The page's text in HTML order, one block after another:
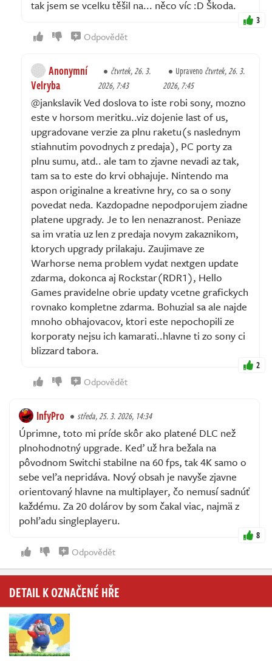
tak jsem se vcelku těšil na... něco víc :D Škoda.
3
Odpovědět
Anonymní
Velryba
čtvrtek, 26. 3.
2026, 7:43
Upravenočtvrtek, 26. 3.
2026, 7:45
@jankslavik Ved doslova to iste robi sony, mozno
este v horsom meritku..viz dojenie last of us,
upgradovane verzie za plnu raketu(s naslednym
stiahnutim povodnych z predaja), PC porty za
plnu sumu, atd.. ale tam to zjavne nevadi az tak,
tam sa to este do krvi obhajuje. Nintendo ma
aspon originalne a kreativne hry, co sa o sony
povedat neda. Kazdopadne nepodporujem ziadne
platene upgrady. Je to len nenazranost. Peniaze
sa im vratia uz len z predaja novym zakaznikom,
ktorych upgrady prilakaju. Zaujimave ze
Warhorse nema problem vydat nextgen update
zdarma, dokonca aj Rockstar(RDR1), Hello
Games pravidelne obrie updaty vcetne grafickych
rovnako kompletne zdarma. Bohuzial sa ale najde
mnoho obhajovacov, ktori este nepochopili ze
korporaty nejsu ich kamarati..hlavne ti zo sony ci
blizzard tabora.
2
Odpovědět
InfyPro středa, 25. 3. 2026, 14:34
Úprimne, toto mi príde skôr ako platené DLC než
plnohodnotný upgrade. Keď už hra bežala na
pôvodnom Switchi stabilne na 60 fps, tak 4K samo o
sebe veľa nepridáva. Nový obsah je navyše zjavne
orientovaný hlavne na multiplayer, čo nemusí sadnúť
každému. Za 20 dolárov by som čakal viac, najmä z
pohľadu singleplayeru.
8
Odpovědět
DETAIL K OZNAČENÉ HŘE